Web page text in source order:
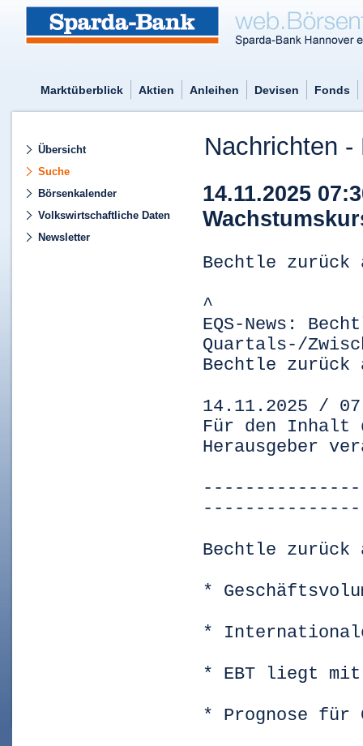
Marktüberblick Aktien Anleihen Devisen Fonds
Übersicht
Suche
Börsenkalender
Volkswirtschaftliche Daten
Newsletter
Nachrichten
14.11.2025
Bechtle zurück
^
EQS-News:
Quartals-/
Bechtle zurück
14.11.2025 /
Für den
Herausgeber
Bechtle zurück
*
*
* EBT liegt mit
* Prognose für